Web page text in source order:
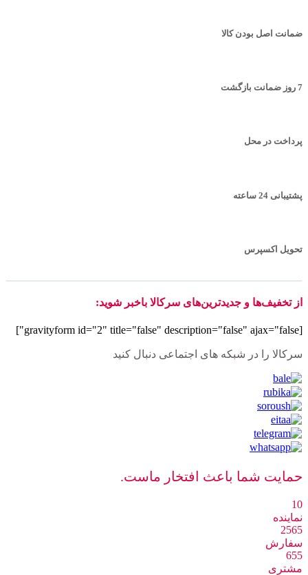
ضمانت اصل بودن کالا
7 روز ضمانت بازگشت
پرداخت در محل
پشتیبانی 24 ساعته
تحویل اکسپرس
از تخفیف‌ها و جدیدترین‌های سرکالا باخبر شوید:
[gravityform id="2" title="false" description="false" ajax="false"]
سرکالا را در شبکه های اجتماعی دنبال کنید
حمایت شما باعث افتخار ماست.
10
نماینده
2565
سفارش
655
مشتری